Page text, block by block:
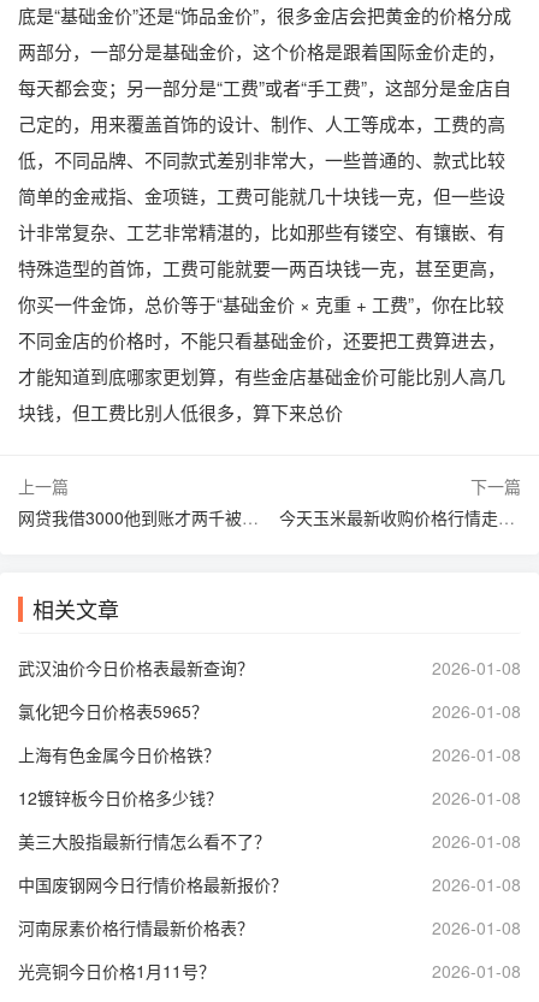
底是“基础金价”还是“饰品金价”，很多金店会把黄金的价格分成
两部分，一部分是基础金价，这个价格是跟着国际金价走的，
每天都会变；另一部分是“工费”或者“手工费”，这部分是金店自
己定的，用来覆盖首饰的设计、制作、人工等成本，工费的高
低，不同品牌、不同款式差别非常大，一些普通的、款式比较
简单的金戒指、金项链，工费可能就几十块钱一克，但一些设
计非常复杂、工艺非常精湛的，比如那些有镂空、有镶嵌、有
特殊造型的首饰，工费可能就要一两百块钱一克，甚至更高，
你买一件金饰，总价等于“基础金价 × 克重 + 工费”，你在比较
不同金店的价格时，不能只看基础金价，还要把工费算进去，
才能知道到底哪家更划算，有些金店基础金价可能比别人高几
块钱，但工费比别人低很多，算下来总价
上一篇
网贷我借3000他到账才两千被坑了如何处理
下一篇
今天玉米最新收购价格行情走势图？
相关文章
武汉油价今日价格表最新查询？
2026-01-08
氯化钯今日价格表5965？
2026-01-08
上海有色金属今日价格铁？
2026-01-08
12镀锌板今日价格多少钱？
2026-01-08
美三大股指最新行情怎么看不了？
2026-01-08
中国废钢网今日行情价格最新报价？
2026-01-08
河南尿素价格行情最新价格表？
2026-01-08
光亮铜今日价格1月11号？
2026-01-08